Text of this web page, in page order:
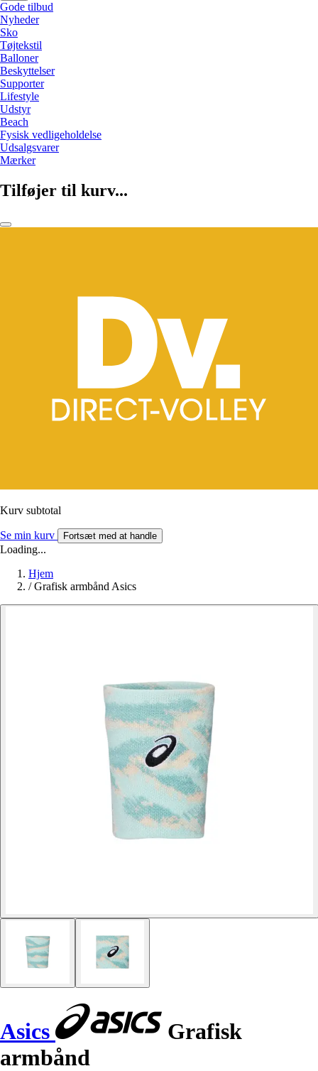
Gode tilbud
Nyheder
Sko
Tøjtekstil
Balloner
Beskyttelser
Supporter
Lifestyle
Udstyr
Beach
Fysisk vedligeholdelse
Udsalgsvarer
Mærker
Tilføjer til kurv...
Kurv subtotal
Se min kurv Fortsæt med at handle
Loading...
Hjem
/ Grafisk armbånd Asics
Asics
Grafisk
armbånd